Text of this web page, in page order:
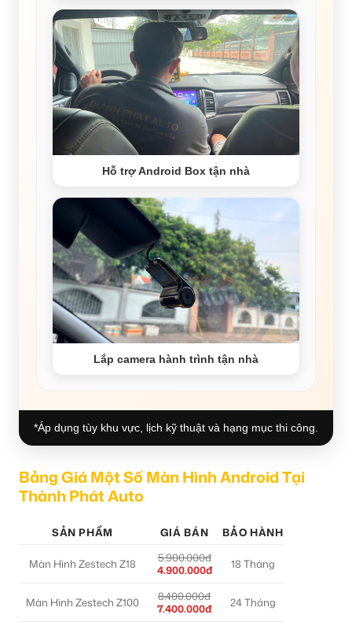
Hỗ trợ Android Box tận nhà
Lắp camera hành trình tận nhà
*Áp dụng tùy khu vực, lịch kỹ thuật và hạng mục thi công.
Bảng Giá Một Số Màn Hình Android Tại
Thành Phát Auto
SẢN PHẨM GIÁ BÁN BẢO HÀNH
Màn Hình Zestech Z18
5.900.000đ
4.900.000đ
18 Tháng
Màn Hình Zestech Z100
8.400.000đ
7.400.000đ
24 Tháng